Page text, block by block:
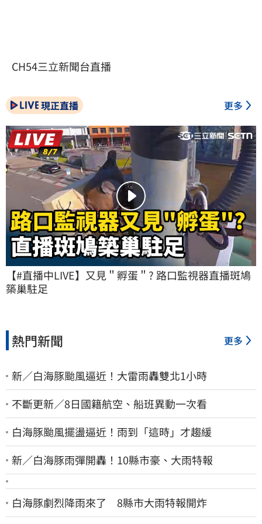
CH54三立新聞台直播
現正直播 更多
【#直播中LIVE】又見＂孵蛋＂? 路口監視器直播斑鳩
築巢駐足
熱門新聞 更多
新／白海豚颱風逼近！大雷雨轟雙北1小時
不斷更新／8日國籍航空、船班異動一次看
白海豚颱風擺盪逼近！雨到「這時」才趨緩
新／白海豚雨彈開轟！10縣市豪、大雨特報
白海豚劇烈降雨來了 8縣市大雨特報開炸